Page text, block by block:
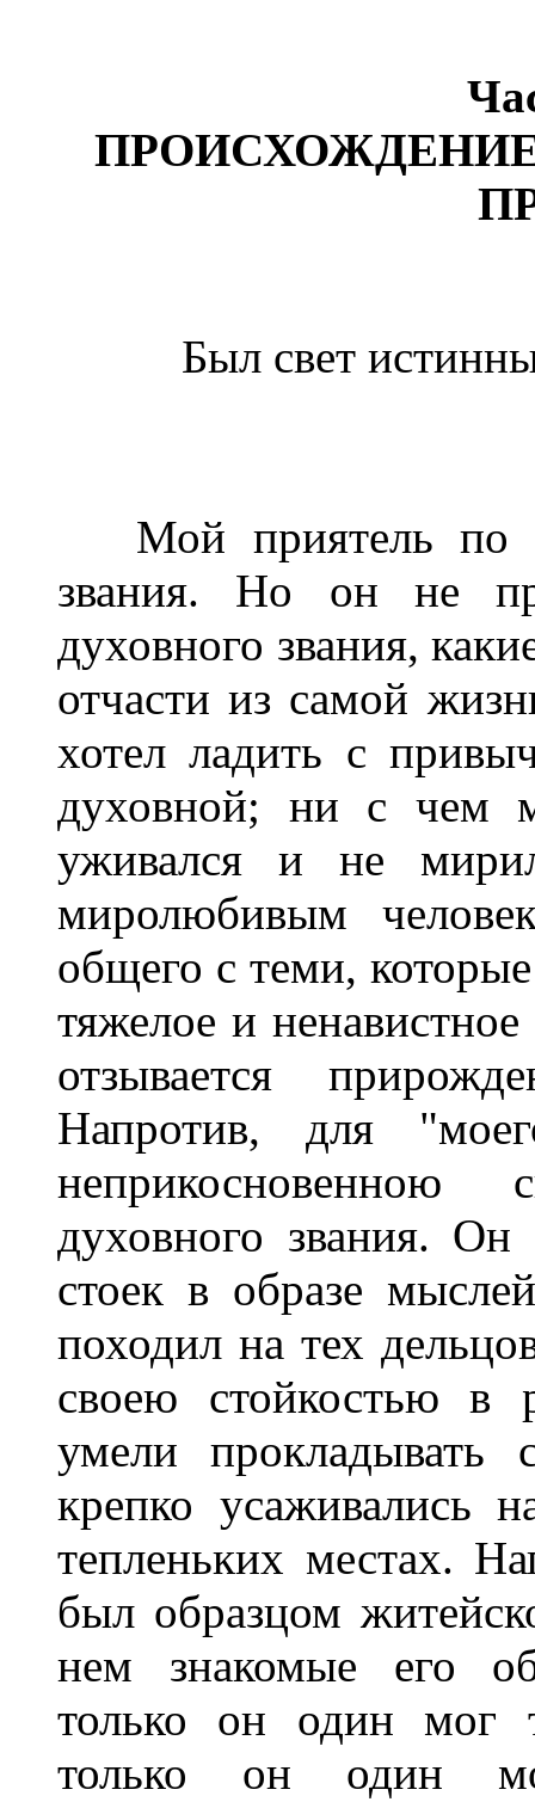
Был свет
Мой приятель по
звания. Но он не
духовного звания,
отчасти из самой
хотел ладить с
духовной; ни с чем
уживался и не
миролюбивым
общего с теми,
тяжелое и
отзывается
Напротив, для
духовного звания.
стоек в образе
походил на тех
своею стойкостью в
умели прокладывать
крепко усаживались
тепленьких местах.
был образцом
нем знакомые его
только он один мог
только он один